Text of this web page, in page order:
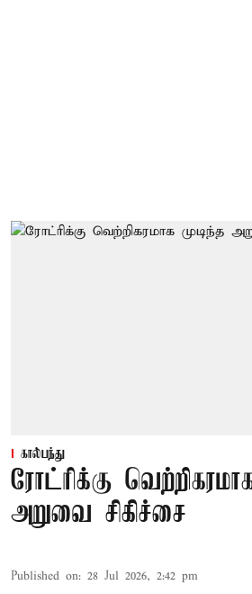
கால்பந்து
ரோட்ரிக்கு
அறுவை சிகிச்சை
Published on: 28 Jul 2026, 2:42 pm